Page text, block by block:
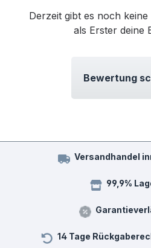
Derzeit gibt es noch
als Erster deine
Bewertung
Versandhandel
99,9%
14 Tage